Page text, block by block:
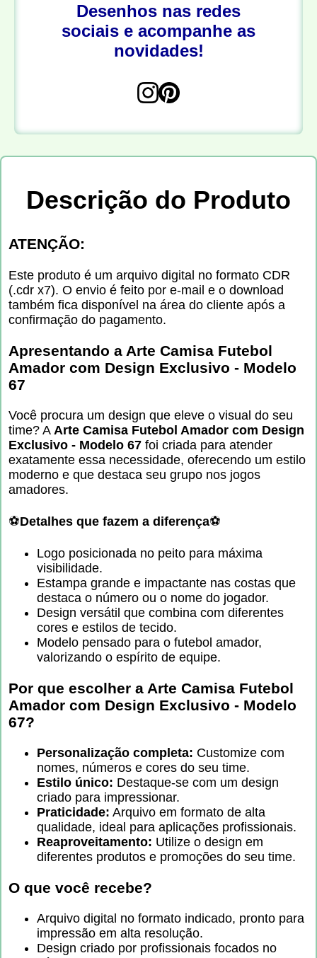
Desenhos nas redes
sociais e acompanhe as
novidades!
Descrição do Produto
ATENÇÃO:
Este produto é um arquivo digital no formato CDR
(.cdr x7). O envio é feito por e-mail e o download
também fica disponível na área do cliente após a
confirmação do pagamento.
Apresentando a Arte Camisa Futebol
Amador com Design Exclusivo - Modelo
67
Você procura um design que eleve o visual do seu
time? A Arte Camisa Futebol Amador com Design
Exclusivo - Modelo 67 foi criada para atender
exatamente essa necessidade, oferecendo um estilo
moderno e que destaca seu grupo nos jogos
amadores.
⚽️Detalhes que fazem a diferença⚽️
Logo posicionada no peito para máxima
visibilidade.
Estampa grande e impactante nas costas que
destaca o número ou o nome do jogador.
Design versátil que combina com diferentes
cores e estilos de tecido.
Modelo pensado para o futebol amador,
valorizando o espírito de equipe.
Por que escolher a Arte Camisa Futebol
Amador com Design Exclusivo - Modelo
67?
Personalização completa: Customize com
nomes, números e cores do seu time.
Estilo único: Destaque-se com um design
criado para impressionar.
Praticidade: Arquivo em formato de alta
qualidade, ideal para aplicações profissionais.
Reaproveitamento: Utilize o design em
diferentes produtos e promoções do seu time.
O que você recebe?
Arquivo digital no formato indicado, pronto para
impressão em alta resolução.
Design criado por profissionais focados no